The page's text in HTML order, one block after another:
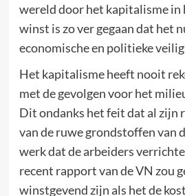
wereld door het kapitalisme in
winst is zo ver gegaan dat het
economische en politieke
Het kapitalisme heeft nooit
met de gevolgen voor het
Dit ondanks het feit dat al zijn
van de ruwe grondstoffen van
werk dat de arbeiders
recent rapport van de VN zou
winstgevend zijn als het de